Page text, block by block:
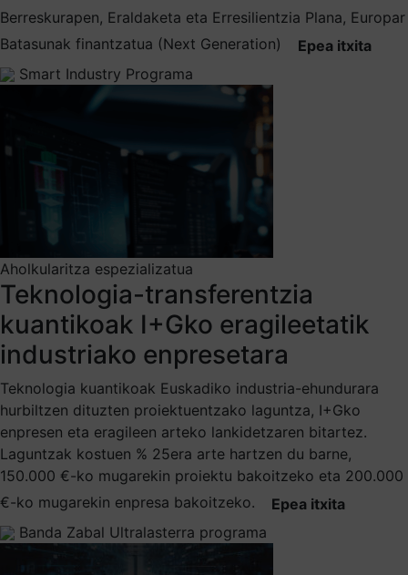
Berreskurapen, Eraldaketa eta Erresilientzia Plana, Europar
Batasunak finantzatua (Next Generation)
Epea itxita
Smart Industry Programa
Aholkularitza espezializatua
Teknologia-transferentzia
kuantikoak I+Gko eragileetatik
industriako enpresetara
Teknologia kuantikoak Euskadiko industria-ehundurara
hurbiltzen dituzten proiektuentzako laguntza, I+Gko
enpresen eta eragileen arteko lankidetzaren bitartez.
Laguntzak kostuen % 25era arte hartzen du barne,
150.000 €-ko mugarekin proiektu bakoitzeko eta 200.000
€-ko mugarekin enpresa bakoitzeko.
Epea itxita
Banda Zabal Ultralasterra programa